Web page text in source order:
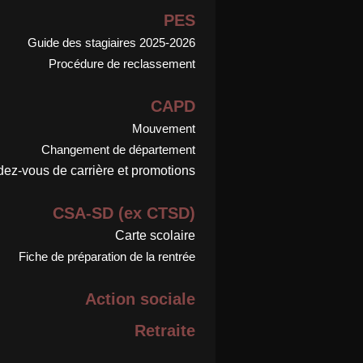
PES
Guide des stagiaires 2025-2026
Procédure de reclassement
CAPD
Mouvement
Changement de département
vous de carrière et promotions
CSA-SD (ex CTSD)
Carte scolaire
Fiche de préparation de la rentrée
Action sociale
Retraite